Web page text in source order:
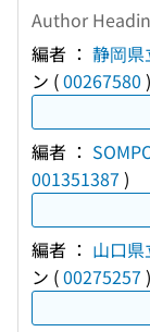
Author
編者 ： 静岡県
ン (00267580 )
編者 ：
001351387 )
編者 ： 山口
ン (00275257 )